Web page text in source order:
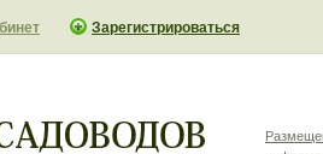
Зарегистрироваться